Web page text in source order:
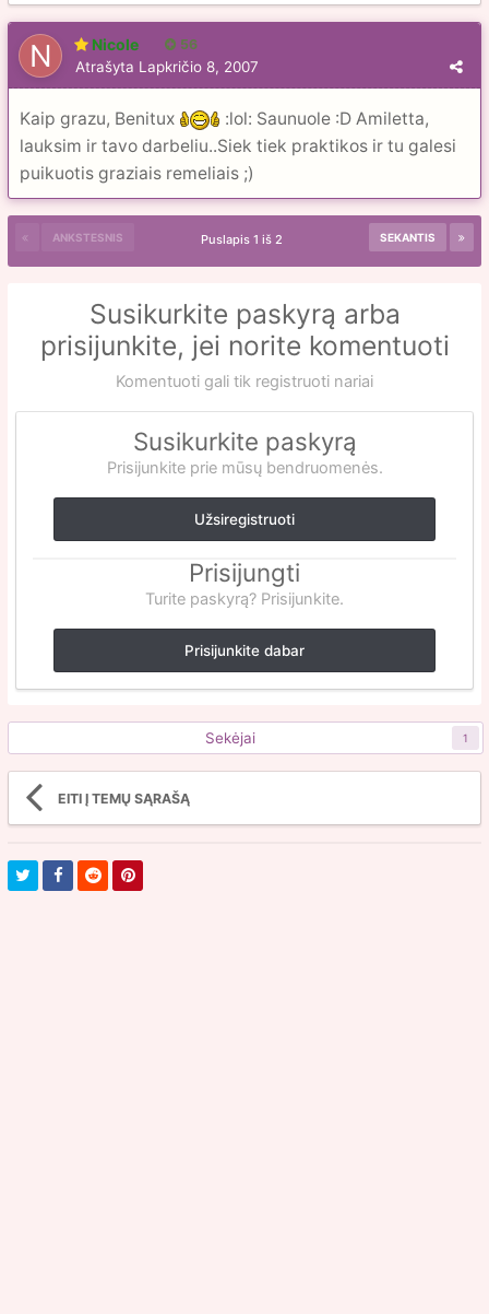
Nicole 56
Atrašyta Lapkričio 8, 2007
Kaip grazu, Benitux
:lol: Saunuole :D Amiletta,
lauksim ir tavo darbeliu..Siek tiek praktikos ir tu galesi
puikuotis graziais remeliais ;)
ANKSTESNIS SEKANTIS
Puslapis 1 iš 2
Susikurkite paskyrą arba
prisijunkite, jei norite komentuoti
Komentuoti gali tik registruoti nariai
Susikurkite paskyrą
Prisijunkite prie mūsų bendruomenės.
Užsiregistruoti
Prisijungti
Turite paskyrą? Prisijunkite.
Prisijunkite dabar
Sekėjai 1
EITI Į TEMŲ SĄRAŠĄ